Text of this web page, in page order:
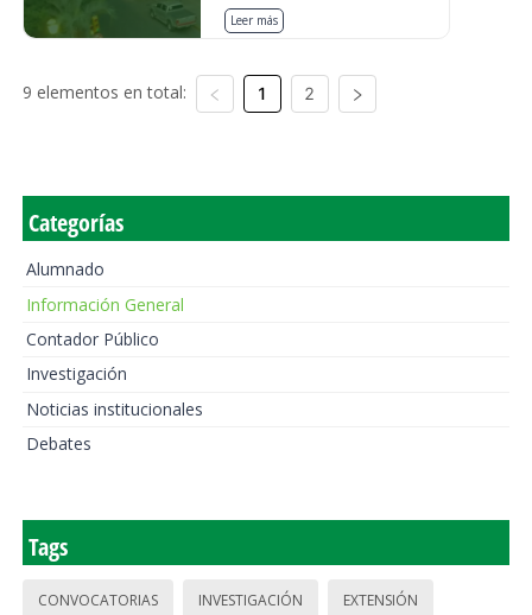
Leer más
9 elementos en total: 1 2
Categorías
Alumnado
Información General
Contador Público
Investigación
Noticias institucionales
Debates
Tags
CONVOCATORIAS INVESTIGACIÓN EXTENSIÓN